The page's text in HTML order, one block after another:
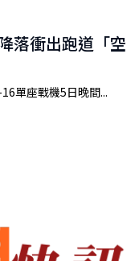
落衝出跑道「空
單座戰機5日晚間...